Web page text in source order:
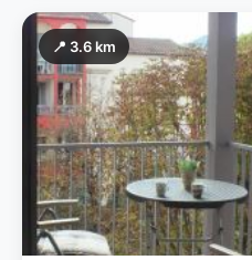
📍 3.6 km